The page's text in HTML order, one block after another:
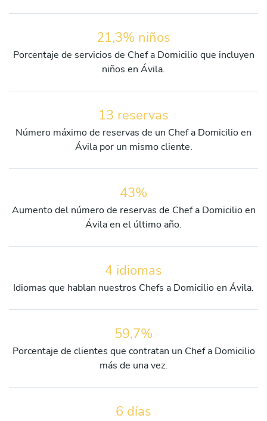
21,3% niños
Porcentaje de servicios de Chef a Domicilio que incluyen
niños en Ávila.
13 reservas
Número máximo de reservas de un Chef a Domicilio en
Ávila por un mismo cliente.
43%
Aumento del número de reservas de Chef a Domicilio en
Ávila en el último año.
4 idiomas
Idiomas que hablan nuestros Chefs a Domicilio en Ávila.
59,7%
Porcentaje de clientes que contratan un Chef a Domicilio
más de una vez.
6 días